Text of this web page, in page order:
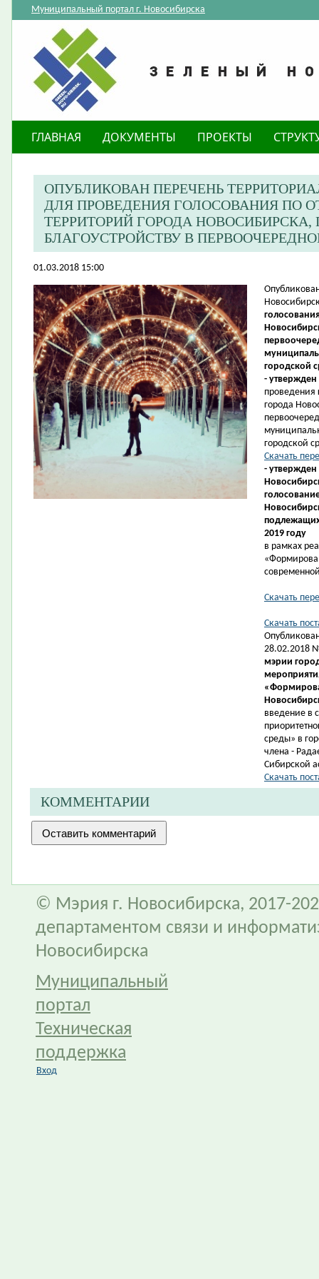
Муниципальный портал г. Новосибирска
ГЛАВНАЯ ДОКУМЕНТЫ ПРОЕКТЫ
ОПУБЛИКОВАН ПЕРЕЧЕНЬ
ДЛЯ ПРОВЕДЕНИЯ ГОЛОСОВАНИЯ ПО
ТЕРРИТОРИЙ ГОРОДА
БЛАГОУСТРОЙСТВУ В
01.03.2018 15:00
городской
-
проведения
города
городской
Скачать
- утвержден
подлежащих
2019 году
в рамках
Скачать
Скачать
28.02.2018
мэрии
введение в
среды» в
члена -
Сибирской
Скачать
КОММЕНТАРИИ
© Мэрия г. Новосибирска, 2017-
департаментом связи и
Новосибирска
Муниципальный
портал
Техническая
поддержка
Вход